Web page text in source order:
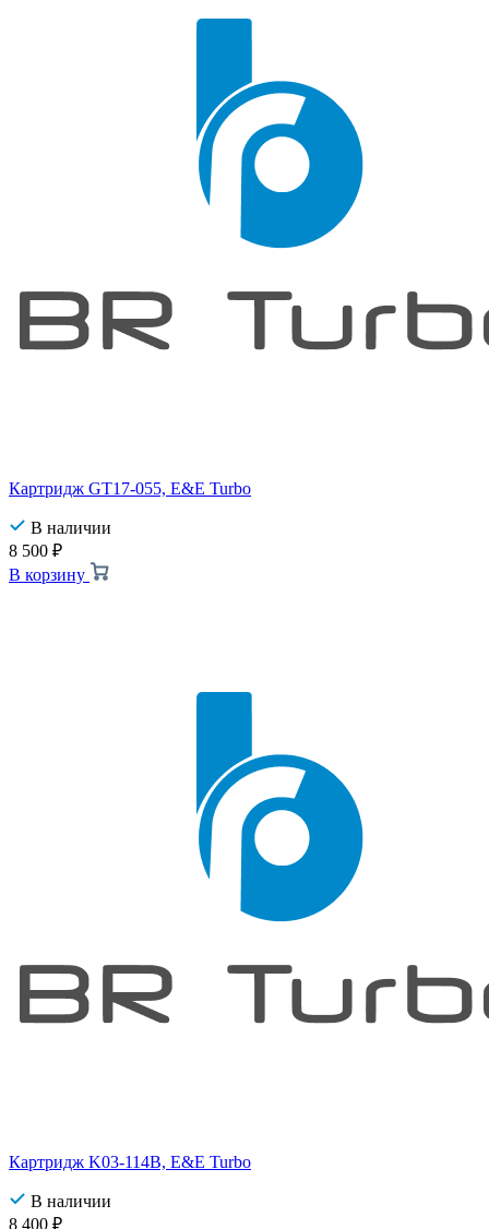
Картридж GT17-055, E&E Turbo
В наличии
8 500 ₽
В корзину
Картридж K03-114B, E&E Turbo
В наличии
8 400 ₽